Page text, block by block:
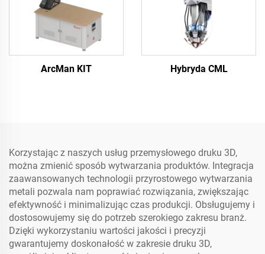
ArcMan KIT Hybryda CML
Korzystając z naszych usług przemysłowego druku 3D,
można zmienić sposób wytwarzania produktów. Integracja
zaawansowanych technologii przyrostowego wytwarzania
metali pozwala nam poprawiać rozwiązania, zwiększając
efektywność i minimalizując czas produkcji. Obsługujemy i
dostosowujemy się do potrzeb szerokiego zakresu branż.
Dzięki wykorzystaniu wartości jakości i precyzji
gwarantujemy doskonałość w zakresie druku 3D,